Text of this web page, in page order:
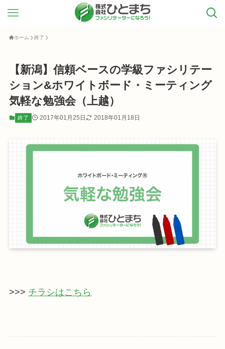
ホーム 終了
【新潟】信頼ベースの学級ファシリテー
ション&ホワイトボード・ミーティング
気軽な勉強会（上越）
終了 2017年01月25日 2018年01月18日
>>> チラシはこちら